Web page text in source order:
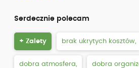
Serdecznie polecam
+ Zalety brak ukrytych kosztów,
dobra atmosfera, dobra